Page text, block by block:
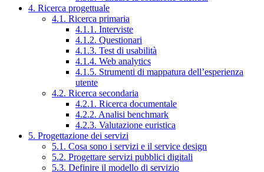
4. Ricerca progettuale
4.1. Ricerca primaria
4.1.1. Interviste
4.1.2. Questionari
4.1.3. Test di usabilità
4.1.4. Web analytics
4.1.5. Strumenti di mappatura dell’esperienza
utente
4.2. Ricerca secondaria
4.2.1. Ricerca documentale
4.2.2. Analisi benchmark
4.2.3. Valutazione euristica
5. Progettazione dei servizi
5.1. Cosa sono i servizi e il service design
5.2. Progettare servizi pubblici digitali
5.3. Definire il modello di servizio